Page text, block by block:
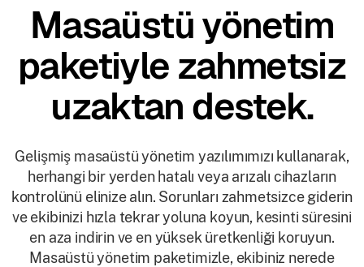
Masaüstü yönetim
paketiyle zahmetsiz
uzaktan destek.
Gelişmiş masaüstü yönetim yazılımımızı kullanarak,
herhangi bir yerden hatalı veya arızalı cihazların
kontrolünü elinize alın. Sorunları zahmetsizce giderin
ve ekibinizi hızla tekrar yoluna koyun, kesinti süresini
en aza indirin ve en yüksek üretkenliği koruyun.
Masaüstü yönetim paketimizle, ekibiniz nerede